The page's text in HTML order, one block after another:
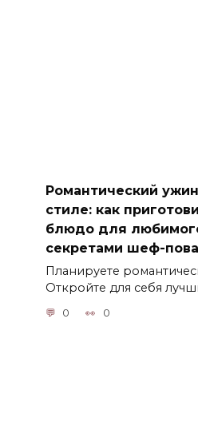
Романтический
стиле: как
блюдо для
секретами шеф-
Планируете
Откройте для себя
0 0